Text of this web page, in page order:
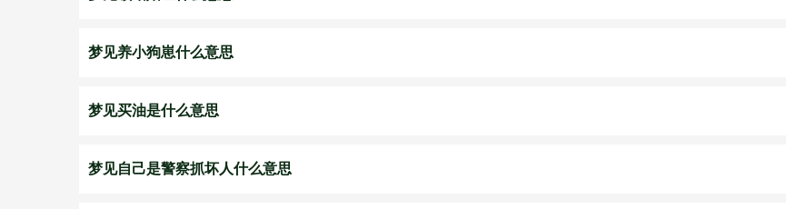
梦见养小狗崽什么意思
梦见买油是什么意思
梦见自己是警察抓坏人什么意思